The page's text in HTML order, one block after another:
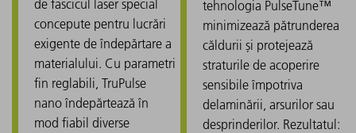
de fascicul laser special
concepute pentru lucrări
exigente de îndepărtare a
materialului. Cu parametri
fin reglabili, TruPulse
nano îndepărtează în
mod fiabil diverse
tehnologia PulseTune™
minimizează pătrunderea
căldurii și protejează
straturile de acoperire
sensibile împotriva
delaminării, arsurilor sau
desprinderilor. Rezultatul: